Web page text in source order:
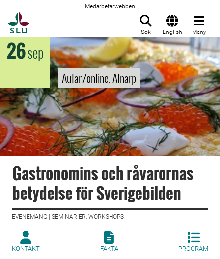
Medarbetarwebben
Sök English Meny
26sep
Aulan/online, Alnarp
Gastronomins och råvarornas
betydelse för Sverigebilden
EVENEMANG | SEMINARIER, WORKSHOPS |
KONTAKT FAKTA PROGRAM